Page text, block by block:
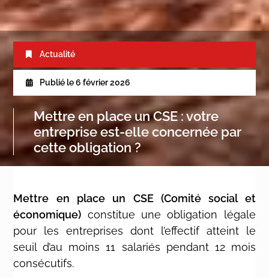
Actualité
Publié le 6 février 2026
Mettre en place un CSE : votre
entreprise est-elle concernée par
cette obligation ?
Mettre en place un CSE(Comité social et
économique) constitue une obligation légale
pour les entreprises dont l’effectif atteint le
seuil d’au moins 11 salariés pendant 12 mois
consécutifs.